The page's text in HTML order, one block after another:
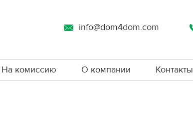
info@dom4dom.com
На комиссию О компании Контакты